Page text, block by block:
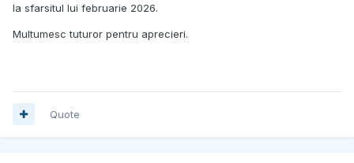
la sfarsitul lui februarie 2026.
Multumesc tuturor pentru aprecieri.
Quote